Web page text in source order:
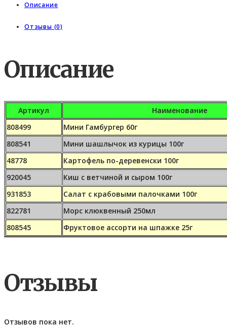
Описание
Отзывы (0)
Описание
Артикул
Наименование
808499
Мини Гамбургер 60г
808541
Мини шашлычок из курицы 100г
48778
Картофель по-деревенски 100г
920045
Киш с ветчиной и сыром 100г
931853
Салат с крабовыми палочками 100г
822781
Морс клюквенный 250мл
808545
Фруктовое ассорти на шпажке 25г
Отзывы
Отзывов пока нет.